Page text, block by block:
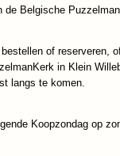
de Belgische
of reserveren,
in Klein
langs te komen.
Koopzondag op